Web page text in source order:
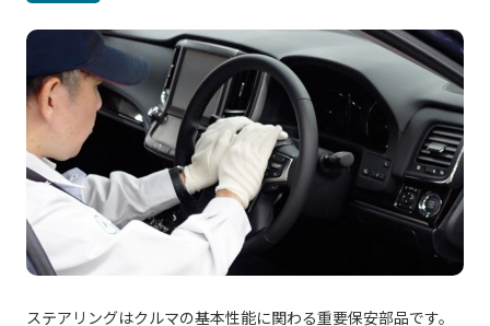
ステアリングはクルマの基本性能に関わる重要保安部品です。